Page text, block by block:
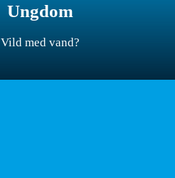
Ungdom
Vild med vand?